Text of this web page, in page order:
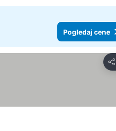
Pogledaj cene
Deli